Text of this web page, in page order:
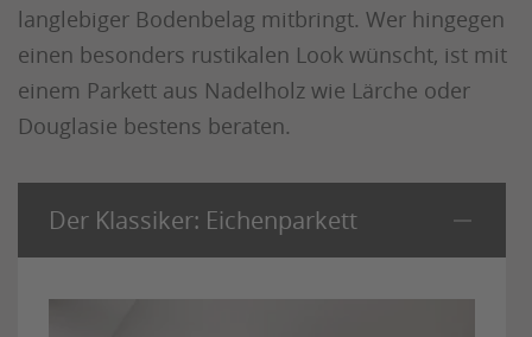
langlebiger Bodenbelag mitbringt. Wer hingegen
einen besonders rustikalen Look wünscht, ist mit
einem Parkett aus Nadelholz wie Lärche oder
Douglasie bestens beraten.
Der Klassiker: Eichenparkett